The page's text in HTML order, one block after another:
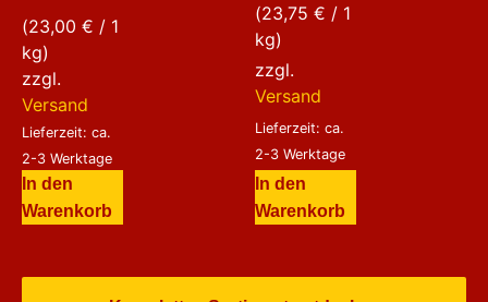
(23,00 € / 1
kg)
zzgl.
Versand
Lieferzeit: ca.
2-3 Werktage
In den
Warenkorb
(23,75 € / 1
kg)
zzgl.
Versand
Lieferzeit: ca.
2-3 Werktage
In den
Warenkorb